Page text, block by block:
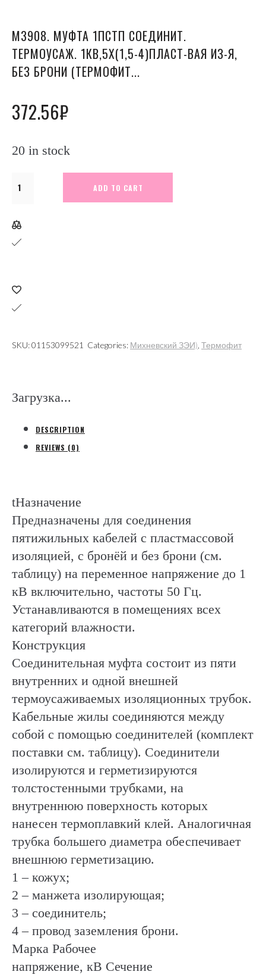
М3908. МУФТА 1ПСТП СОЕДИНИТ.
ТЕРМОУСАЖ. 1КВ,5Х(1,5-4)ПЛАСТ-ВАЯ ИЗ-Я,
БЕЗ БРОНИ (ТЕРМОФИТ...
372.56₽
20 in stock
М3908.
1ПСТп
4)пласт-
вая
я,
(Термофит
Петербург)
quantity
ADD TO CART
SKU:01153099521 Categories: Михневский ЗЭИ) Термофит
Загрузка...
DESCRIPTION
REVIEWS (0)
tНазначение
Предназначены для соединения
пятижильных кабелей с пластмассовой
изоляцией, с бронёй и без брони (см.
таблицу) на переменное напряжение до 1
кВ включительно, частоты 50 Гц.
Устанавливаются в помещениях всех
категорий влажности.
Конструкция
Соединительная муфта состоит из пяти
внутренних и одной внешней
термоусаживаемых изоляционных трубок.
Кабельные жилы соединяются между
собой с помощью соединителей (комплект
поставки см. таблицу). Соединители
изолируются и герметизируются
толстостенными трубками, на
внутреннюю поверхность которых
нанесен термоплавкий клей. Аналогичная
трубка большего диаметра обеспечивает
внешнюю герметизацию.
1 – кожух;
2 – манжета изолирующая;
3 – соединитель;
4 – провод заземления брони.
Марка Рабочее
напряжение, кВ Сечение